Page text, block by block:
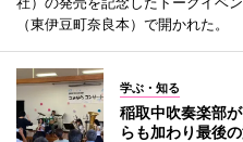
（東伊豆町奈良本）で開かれた。
学ぶ・知る
稲取中吹奏楽部
らも加わり最後